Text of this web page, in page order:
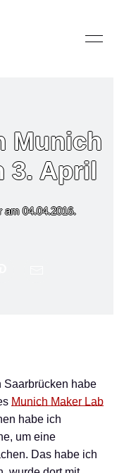
Munich
3. April
am04.04.2016.
Saarbrücken habe
Munich Maker Lab
habe ich
um eine
Das habe ich